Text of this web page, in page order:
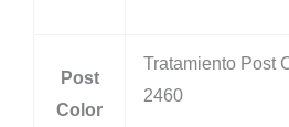
Post
Color
Tratamiento Post
2460